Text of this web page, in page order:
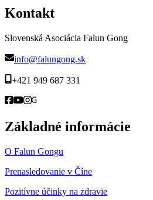
Kontakt
Slovenská Asociácia Falun Gong
info@falungong.sk
+421 949 687 331
Základné informácie
O Falun Gongu
Prenasledovanie v Číne
Pozitívne účinky na zdravie